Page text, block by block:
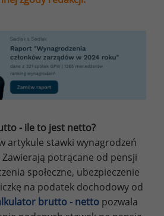
- ile to jest netto?
artykule stawki wynagrodzeń
potrącane od pensji
społeczne, ubezpieczenie
na podatek dochodowy od
brutto - netto pozwala